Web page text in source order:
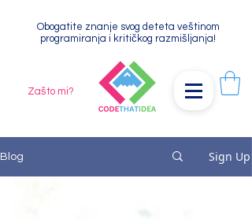
Obogatite znanje svog deteta veštinom
programiranja i kritičkog razmišljanja!
Zašto mi?
Blog Sign Up